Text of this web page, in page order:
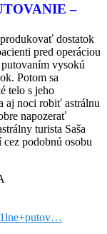
–
dostatok
pred operáciou
vysokú
Potom sa
telo s jeho
aj noci robiť astrálnu
napozerať
turista Saša
podobnú osobu